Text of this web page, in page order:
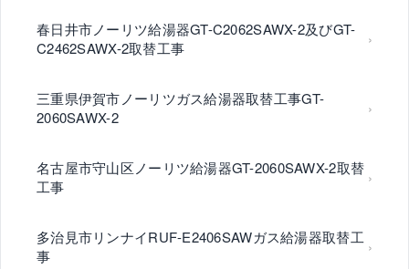
春日井市ノーリツ給湯器GT-C2062SAWX-2及びGT-
C2462SAWX-2取替工事
三重県伊賀市ノーリツガス給湯器取替工事GT-
2060SAWX-2
名古屋市守山区ノーリツ給湯器GT-2060SAWX-2取替
工事
多治見市リンナイRUF-E2406SAWガス給湯器取替工
事